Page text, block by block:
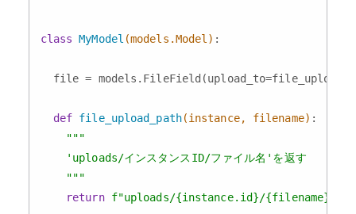
class MyModel (models.Model) :
file =
def file_upload_path(instance, filename) :
"""
    'uploads/インスタンスID/ファイル名'を返す
    """
return f"uploads/{instance.id}/{filename}